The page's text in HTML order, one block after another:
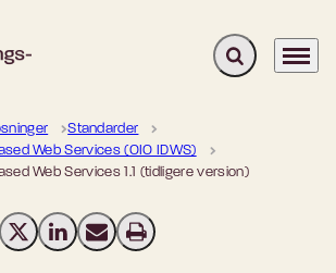
Fold søgefelt
Menu
Standarder
Web Services (OIO IDWS)
Web Services 1.1 (tidligere version)
på Facebook
Del på X (Twitter)
Del på LinkedIn
Send email
Print